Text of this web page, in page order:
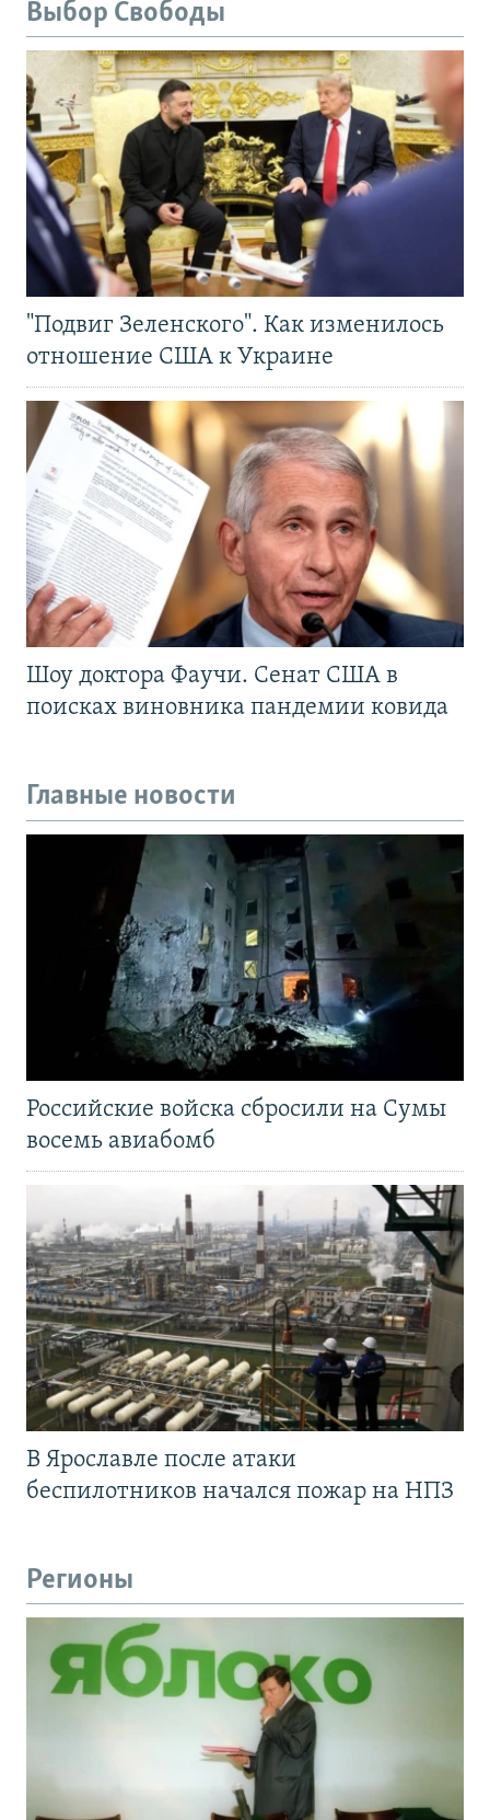
Выбор Свободы
"Подвиг Зеленского". Как изменилось
отношение США к Украине
Шоу доктора Фаучи. Сенат США в
поисках виновника пандемии ковида
Главные новости
Российские войска сбросили на Сумы
восемь авиабомб
В Ярославле после атаки
беспилотников начался пожар на НПЗ
Регионы